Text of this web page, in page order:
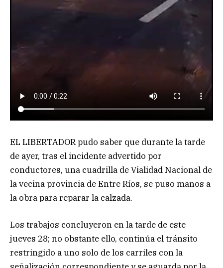
EL LIBERTADOR pudo saber que durante la tarde
de ayer, tras el incidente advertido por
conductores, una cuadrilla de Vialidad Nacional de
la vecina provincia de Entre Ríos, se puso manos a
la obra para reparar la calzada.
Los trabajos concluyeron en la tarde de este
jueves 28; no obstante ello, continúa el tránsito
restringido a uno solo de los carriles con la